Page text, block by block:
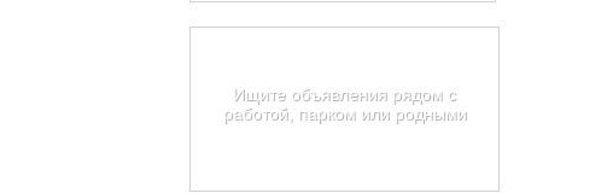
Ищите объявления рядом с
работой, парком или родными